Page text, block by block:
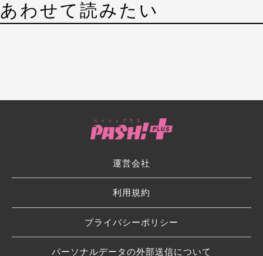
あわせて読みたい
運営会社
利用規約
プライバシーポリシー
パーソナルデータの外部送信について